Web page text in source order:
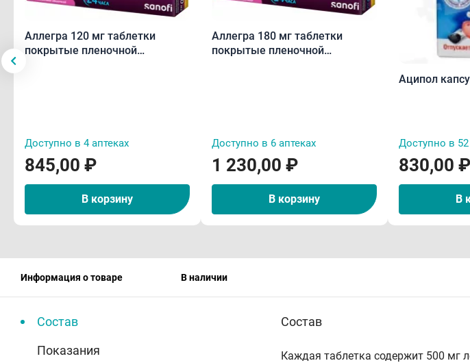
Аллегра 120 мг таблетки
покрытые пленочной
Доступно в 4 аптеках
845,00 ₽
В корзину
Аллегра 180 мг таблетки
покрытые пленочной
Доступно в 6 аптеках
1 230,00 ₽
В корзину
Аципол
Доступно в 52
830,00 ₽
В
Информация о товаре В наличии
Состав
Показания
Состав
Каждая таблетка содержит 500 мг